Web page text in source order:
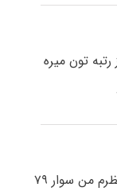
رتبه تون میره
دوستان کسی اینجا رشته فوتونیک هست با نظرم من سوار ۷۹